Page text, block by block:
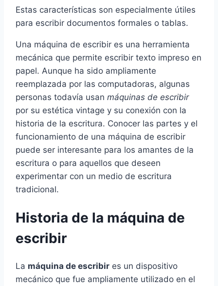
Estas características son especialmente útiles
para escribir documentos formales o tablas.
Una máquina de escribir es una herramienta
mecánica que permite escribir texto impreso en
papel. Aunque ha sido ampliamente
reemplazada por las computadoras, algunas
personas todavía usan máquinas de escribir
por su estética vintage y su conexión con la
historia de la escritura. Conocer las partes y el
funcionamiento de una máquina de escribir
puede ser interesante para los amantes de la
escritura o para aquellos que deseen
experimentar con un medio de escritura
tradicional.
Historia de la máquina de
escribir
La máquina de escribir es un dispositivo
mecánico que fue ampliamente utilizado en el